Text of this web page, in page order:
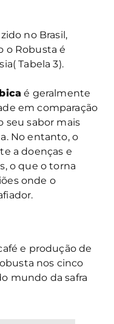
no Brasil,
o Robusta é
Tabela 3).
é geralmente
em comparação
seu sabor mais
No entanto, o
a doenças e
o que o torna
onde o
e produção de
nos cinco
mundo da safra